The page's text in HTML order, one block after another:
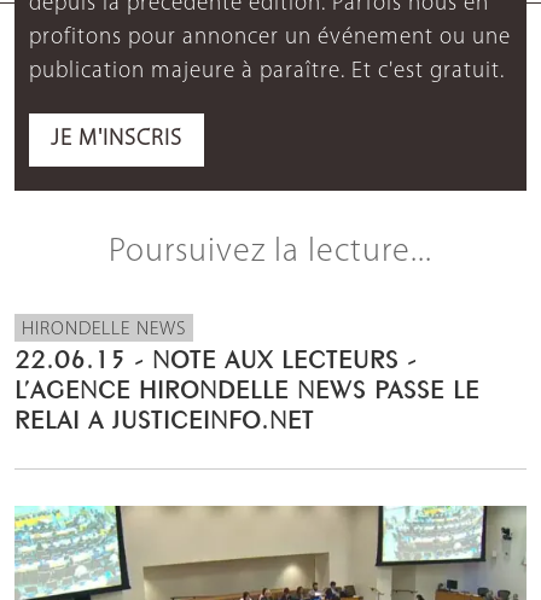
profitons pour annoncer un événement ou une
publication majeure à paraître. Et c'est gratuit.
JE M'INSCRIS
Poursuivez la lecture...
HIRONDELLE NEWS
22.06.15 - NOTE AUX LECTEURS -
L’AGENCE HIRONDELLE NEWS PASSE LE
RELAI A JUSTICEINFO.NET